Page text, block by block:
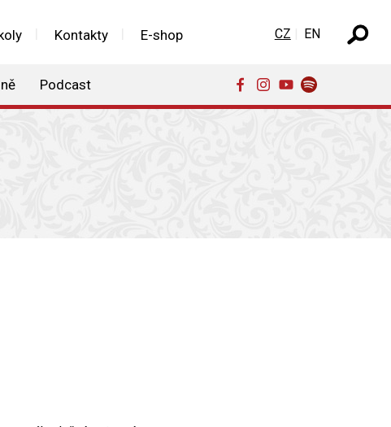
Kontakty E-shop
Podcast
Zvolte jazyk
CZ EN